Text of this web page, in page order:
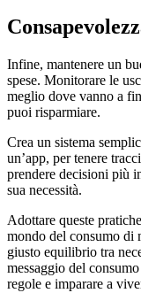
Infine, mantenere un
spese. Monitorare le
meglio dove vanno a
puoi risparmiare.
Crea un sistema
un’app, per tenere
prendere decisioni più
sua necessità.
Adottare queste
mondo del consumo di
giusto equilibrio tra
messaggio del
regole e imparare a